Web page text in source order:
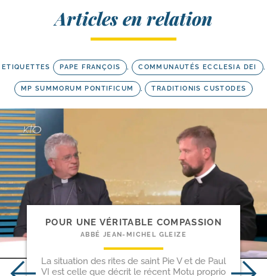
Articles en relation
ETIQUETTES PAPE FRANÇOIS , COMMUNAUTÉS ECCLESIA DEI ,
MP SUMMORUM PONTIFICUM , TRADITIONIS CUSTODES
POUR UNE VÉRITABLE COMPASSION
ABBÉ JEAN-MICHEL GLEIZE
La situation des rites de saint Pie V et de Paul
VI est celle que décrit le récent Motu proprio